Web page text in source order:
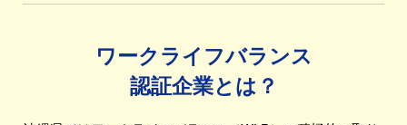
ワークライフバランス
認証企業とは？